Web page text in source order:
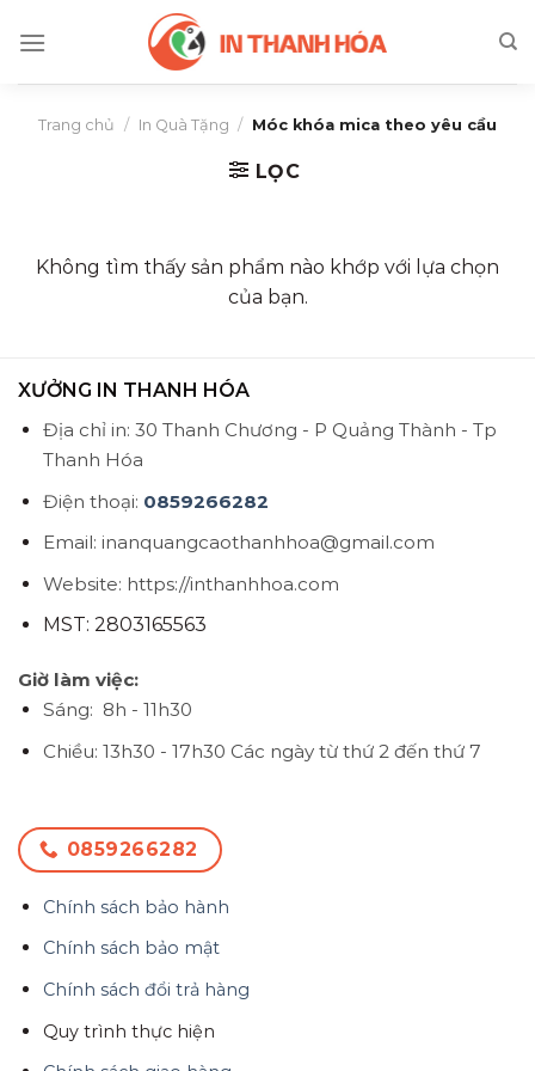
Trang chủ / In Quà Tặng / Móc khóa mica theo yêu cầu
LỌC
Không tìm thấy sản phẩm nào khớp với lựa chọn
của bạn.
XƯỞNG IN THANH HÓA
Địa chỉ in: 30 Thanh Chương - P Quảng Thành - Tp
Thanh Hóa
Điện thoại: 0859266282
Email: inanquangcaothanhhoa@gmail.com
Website: https://inthanhhoa.com
MST: 2803165563
Giờ làm việc:
Sáng: 8h - 11h30
Chiều: 13h30 - 17h30 Các ngày từ thứ 2 đến thứ 7
0859266282
Chính sách bảo hành
Chính sách bảo mật
Chính sách đổi trả hàng
Quy trình thực hiện